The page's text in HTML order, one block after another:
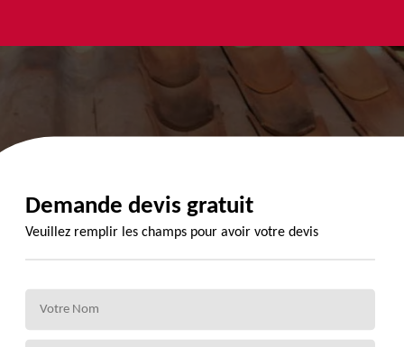
Demande devis gratuit
Veuillez remplir les champs pour avoir votre devis